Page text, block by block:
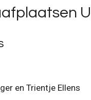
en Trientje Ellens